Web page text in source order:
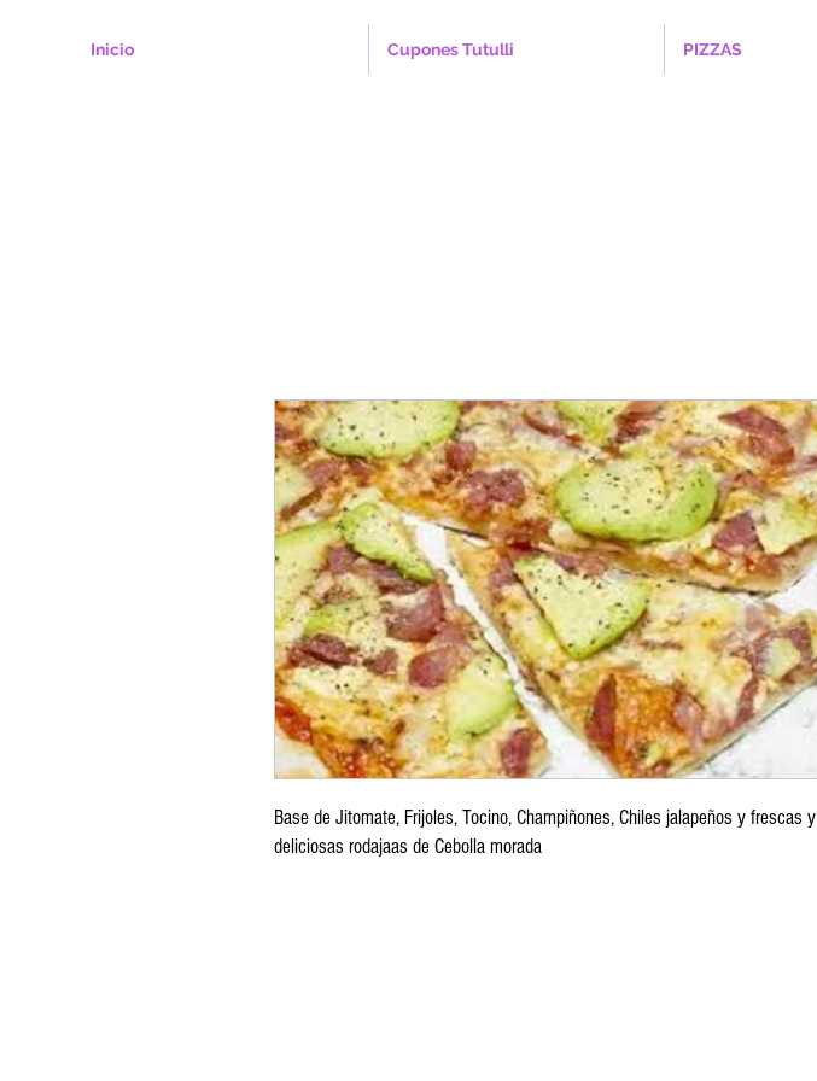
Inicio Cupones Tutulli PIZZAS
Base de Jitomate, Frijoles, Tocino, Champiñones, Chiles jalapeños y frescas y
deliciosas rodajaas de Cebolla morada